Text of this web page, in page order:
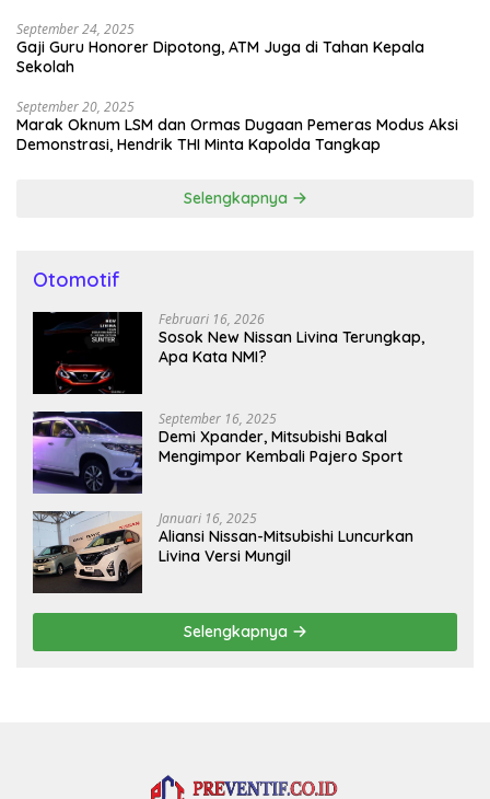
September 24, 2025
Gaji Guru Honorer Dipotong, ATM Juga di Tahan Kepala
Sekolah
September 20, 2025
Marak Oknum LSM dan Ormas Dugaan Pemeras Modus Aksi
Demonstrasi, Hendrik THI Minta Kapolda Tangkap
Selengkapnya
Otomotif
Februari 16, 2026
Sosok New Nissan Livina Terungkap,
Apa Kata NMI?
September 16, 2025
Demi Xpander, Mitsubishi Bakal
Mengimpor Kembali Pajero Sport
Januari 16, 2025
Aliansi Nissan-Mitsubishi Luncurkan
Livina Versi Mungil
Selengkapnya